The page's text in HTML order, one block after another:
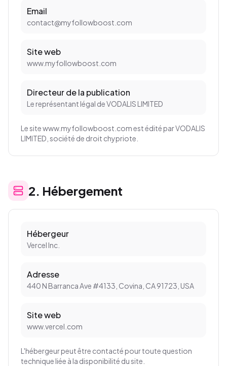
Email
contact@myfollowboost.com
Site web
www.myfollowboost.com
Directeur de la publication
Le représentant légal de VODALIS LIMITED
Le site www.myfollowboost.com est édité par VODALIS
LIMITED, société de droit chypriote.
2. Hébergement
Hébergeur
Vercel Inc.
Adresse
440 N Barranca Ave #4133, Covina, CA 91723, USA
Site web
www.vercel.com
L'hébergeur peut être contacté pour toute question
technique liée à la disponibilité du site.